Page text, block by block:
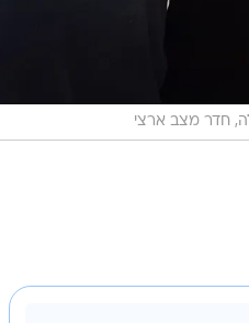
חדר מצב ארצי